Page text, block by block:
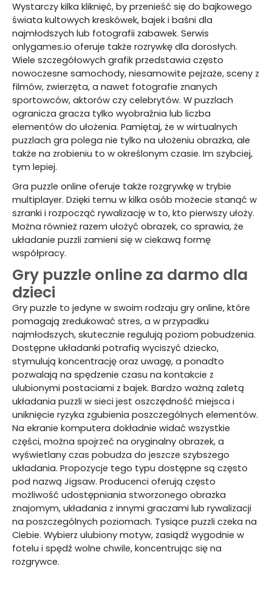
Wystarczy kilka kliknięć, by przenieść się do bajkowego
świata kultowych kreskówek, bajek i baśni dla
najmłodszych lub fotografii zabawek. Serwis
onlygames.io oferuje także rozrywkę dla dorosłych.
Wiele szczegółowych grafik przedstawia często
nowoczesne samochody, niesamowite pejzaże, sceny z
filmów, zwierzęta, a nawet fotografie znanych
sportowców, aktorów czy celebrytów. W puzzlach
ogranicza gracza tylko wyobraźnia lub liczba
elementów do ułożenia. Pamiętaj, że w wirtualnych
puzzlach gra polega nie tylko na ułożeniu obrazka, ale
także na zrobieniu to w określonym czasie. Im szybciej,
tym lepiej.
Gra puzzle online oferuje także rozgrywkę w trybie
multiplayer. Dzięki temu w kilka osób możecie stanąć w
szranki i rozpocząć rywalizację w to, kto pierwszy ułoży.
Można również razem ułożyć obrazek, co sprawia, że
układanie puzzli zamieni się w ciekawą formę
współpracy.
Gry puzzle online za darmo dla
dzieci
Gry puzzle to jedyne w swoim rodzaju gry online, które
pomagają zredukować stres, a w przypadku
najmłodszych, skutecznie regulują poziom pobudzenia.
Dostępne układanki potrafią wyciszyć dziecko,
stymulują koncentrację oraz uwagę, a ponadto
pozwalają na spędzenie czasu na kontakcie z
ulubionymi postaciami z bajek. Bardzo ważną zaletą
układania puzzli w sieci jest oszczędność miejsca i
uniknięcie ryzyka zgubienia poszczególnych elementów.
Na ekranie komputera dokładnie widać wszystkie
części, można spojrzeć na oryginalny obrazek, a
wyświetlany czas pobudza do jeszcze szybszego
układania. Propozycje tego typu dostępne są często
pod nazwą Jigsaw. Producenci oferują często
możliwość udostępniania stworzonego obrazka
znajomym, układania z innymi graczami lub rywalizacji
na poszczególnych poziomach. Tysiące puzzli czeka na
Ciebie. Wybierz ulubiony motyw, zasiądź wygodnie w
fotelu i spędź wolne chwile, koncentrując się na
rozgrywce.